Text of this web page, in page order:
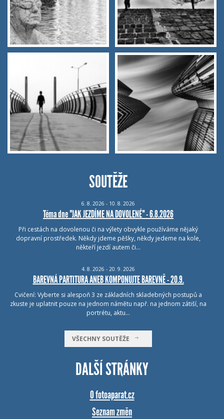
SOUTĚŽE
6. 8. 2026 - 10. 8. 2026
Téma dne "JAK JEZDÍME NA DOVOLENÉ" - 6.8.2026
Při cestách na dovolenou či na výlety obvykle používáme nějaký
dopravní prostředek. Někdy jdeme pěšky, někdy jedeme na kole,
někteří jezdí autem či…
4. 8. 2026 - 20. 9. 2026
BAREVNÁ PARTITURA ANEB KOMPONUJTE BAREVNĚ - 20.9.
Cvičení: Vyberte si alespoň 3 ze základních skladebných postupů a
zkuste je uplatnit pouze na jednom námětu např. na jednom zátiší, na
portrétu, aktu…
VŠECHNY SOUTĚŽE
DALŠÍ STRÁNKY
O fotoaparat.cz
Seznam změn